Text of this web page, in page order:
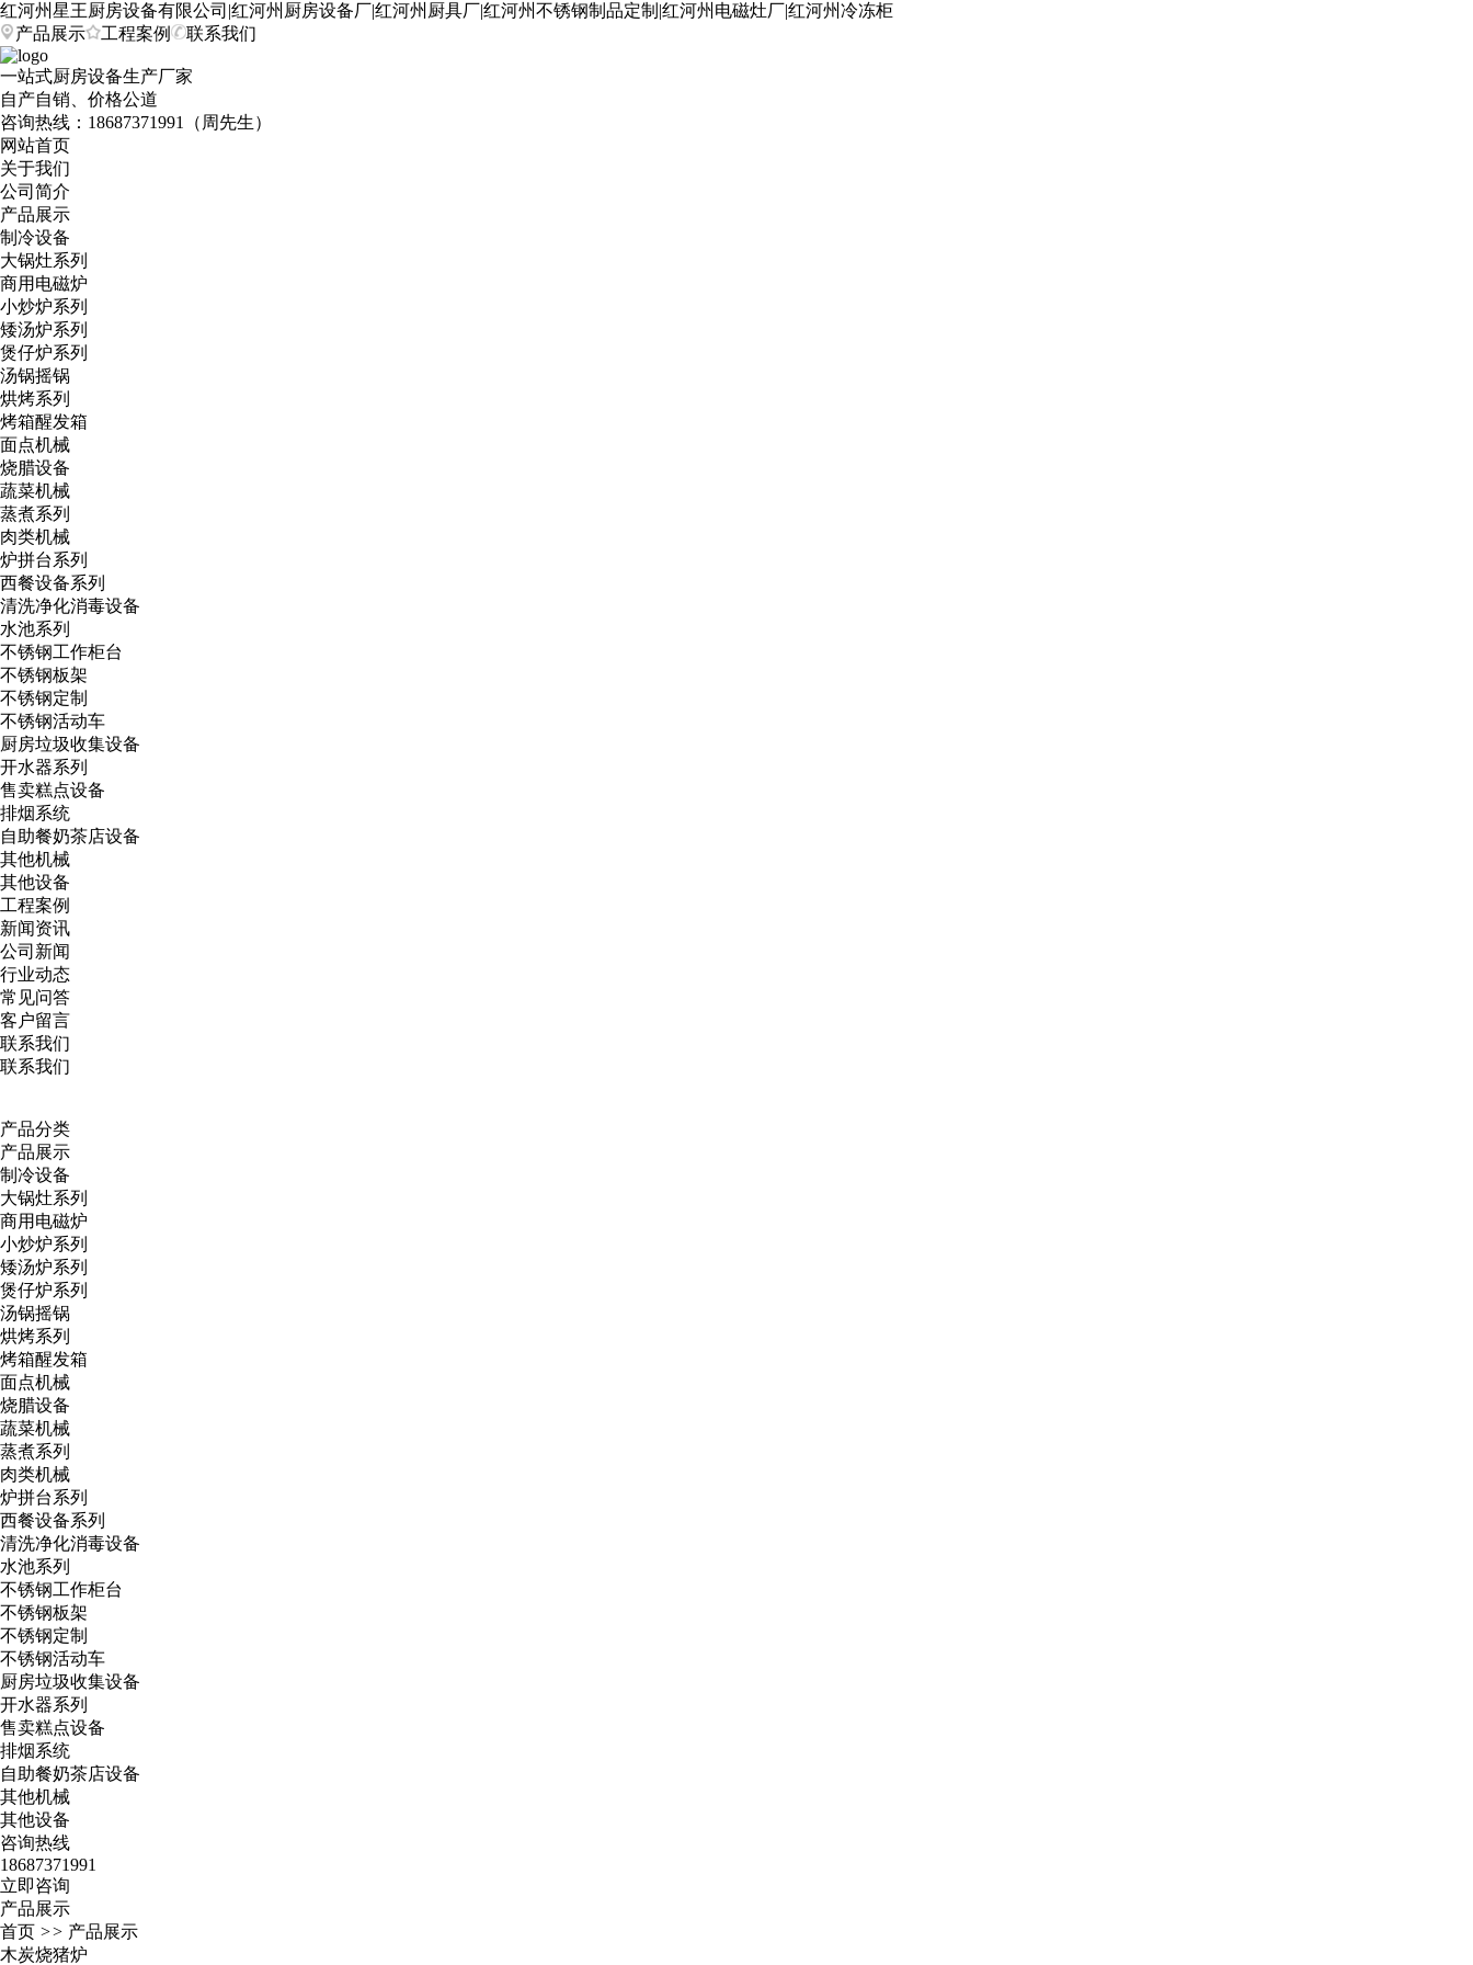
红河州星王厨房设备有限公司|红河州厨房设备厂|红河州厨具厂|红河州不锈钢制品定制|红河州电磁灶厂|红河州冷冻柜
产品展示
工程案例 联系我们
一站式厨房设备生产厂家
自产自销、价格公道
咨询热线： 18687371991（周先生）
网站首页
关于我们
公司简介
产品展示
制冷设备
大锅灶系列
商用电磁炉
小炒炉系列
矮汤炉系列
煲仔炉系列
汤锅摇锅
烘烤系列
烤箱醒发箱
面点机械
烧腊设备
蔬菜机械
蒸煮系列
肉类机械
炉拼台系列
西餐设备系列
清洗净化消毒设备
水池系列
不锈钢工作柜台
不锈钢板架
不锈钢定制
不锈钢活动车
厨房垃圾收集设备
开水器系列
售卖糕点设备
排烟系统
自助餐奶茶店设备
其他机械
其他设备
工程案例
新闻资讯
公司新闻
行业动态
常见问答
客户留言
联系我们
联系我们
产品分类
产品展示
制冷设备
大锅灶系列
商用电磁炉
小炒炉系列
矮汤炉系列
煲仔炉系列
汤锅摇锅
烘烤系列
烤箱醒发箱
面点机械
烧腊设备
蔬菜机械
蒸煮系列
肉类机械
炉拼台系列
西餐设备系列
清洗净化消毒设备
水池系列
不锈钢工作柜台
不锈钢板架
不锈钢定制
不锈钢活动车
厨房垃圾收集设备
开水器系列
售卖糕点设备
排烟系统
自助餐奶茶店设备
其他机械
其他设备
咨询热线
18687371991
立即咨询
产品展示
首页 >> 产品展示
木炭烧猪炉